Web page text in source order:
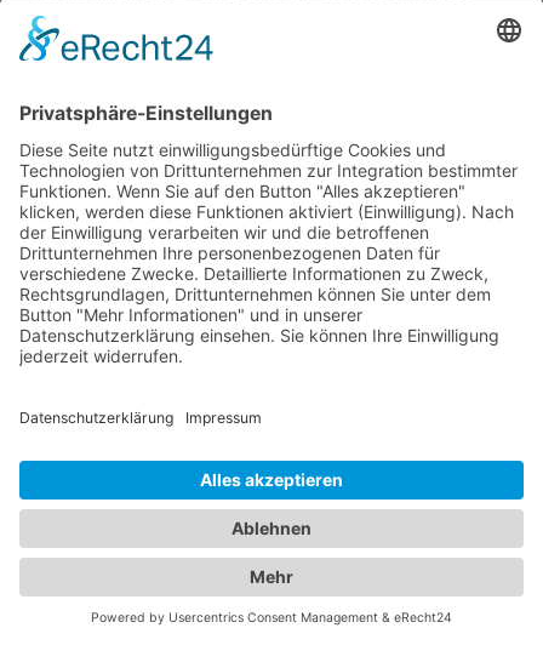
Fachärzte bieten umfassende
Vorsorgeuntersuchungen, Impfungen und
Ihrer Kleinen. Unser Portal ermöglicht es Ihnen, die
besten Augenärzte und den bestenKinderarzt
Bobritzschzu finden und Ihre Familie in
kompetente Hände zu legen. Vertrauen Sie auf
unsere sorgfältig ausgewählten Fachexperten, um
die optimale Gesundheit Ihrer Augen und die Ihrer
Liebsten zu gewährleisten.
Das ist nah!